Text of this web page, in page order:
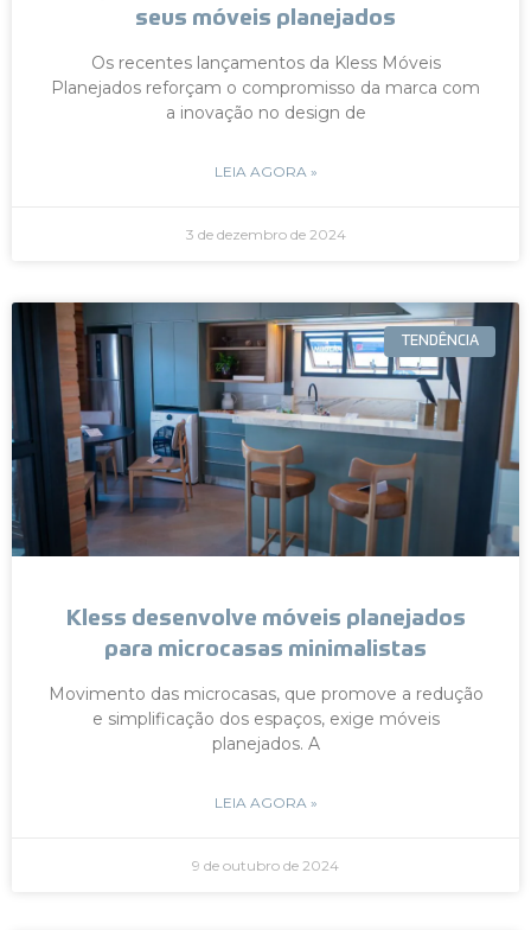
seus móveis planejados
Os recentes lançamentos da Kless Móveis
Planejados reforçam o compromisso da marca com
a inovação no design de
LEIA AGORA »
3 de dezembro de 2024
TENDÊNCIA
Kless desenvolve móveis planejados
para microcasas minimalistas
Movimento das microcasas, que promove a redução
e simplificação dos espaços, exige móveis
planejados. A
LEIA AGORA »
9 de outubro de 2024